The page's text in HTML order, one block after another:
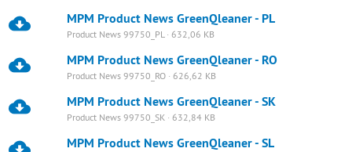
MPM Product News GreenQleaner - PL
Product News 99750_PL · 632,06 KB
MPM Product News GreenQleaner - RO
Product News 99750_RO · 626,62 KB
MPM Product News GreenQleaner - SK
Product News 99750_SK · 632,84 KB
MPM Product News GreenQleaner - SL